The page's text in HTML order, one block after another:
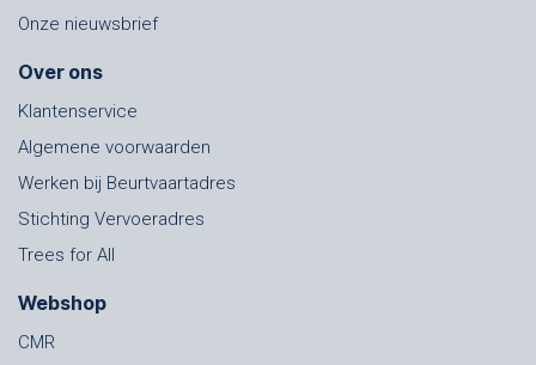
Onze nieuwsbrief
Over ons
Klantenservice
Algemene voorwaarden
Werken bij Beurtvaartadres
Stichting Vervoeradres
Trees for All
Webshop
CMR